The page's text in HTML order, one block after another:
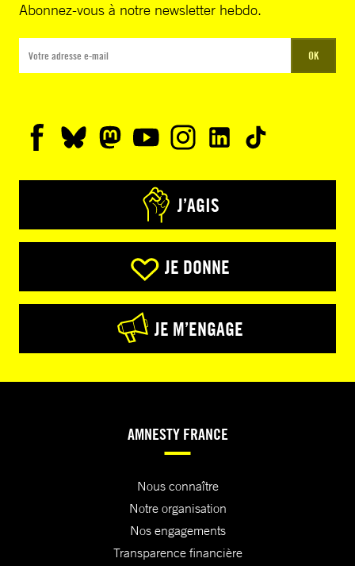
Abonnez-vous à notre newsletter hebdo.
OK
J’AGIS
JE DONNE
JE M’ENGAGE
AMNESTY FRANCE
Nous connaître
Notre organisation
Nos engagements
Transparence financière